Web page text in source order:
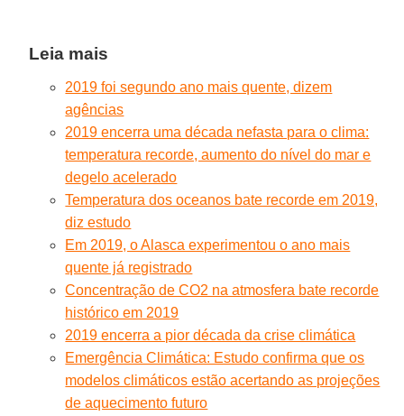
Leia mais
2019 foi segundo ano mais quente, dizem
agências
2019 encerra uma década nefasta para o clima:
temperatura recorde, aumento do nível do mar e
degelo acelerado
Temperatura dos oceanos bate recorde em 2019,
diz estudo
Em 2019, o Alasca experimentou o ano mais
quente já registrado
Concentração de CO2 na atmosfera bate recorde
histórico em 2019
2019 encerra a pior década da crise climática
Emergência Climática: Estudo confirma que os
modelos climáticos estão acertando as projeções
de aquecimento futuro